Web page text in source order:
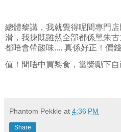
總體黎講，我就覺得呢間專門
滑，我揀既雖然全部都係黑朱
都唔會帶酸味.... 真係好正！價
值！間唔中買黎食，當獎勵下
Phantom Pekkle at 4:36 PM
Share